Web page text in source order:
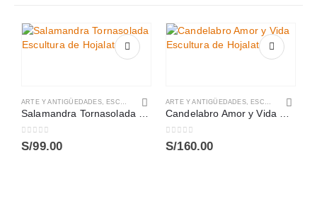
ARTE Y ANTIGÜEDADES, ESCULTURAS
0out of 5
S/99.00
ARTE Y ANTIGÜEDADES, ESCULTURAS
0out of 5
S/160.00